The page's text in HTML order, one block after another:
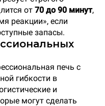
от 70 до 90 минут,
реакции», если
запасы.
печь с
гибкости в
и
могут сделать